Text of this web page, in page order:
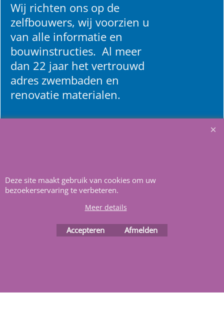
Wij richten ons op de
zelfbouwers, wij voorzien u
van alle informatie en
bouwinstructies. Al meer
dan 22 jaar het vertrouwd
adres zwembaden en
renovatie materialen.
Webwinkel gemaakt met
Deze site maakt gebruik van cookies om uw
bezoekerservaring te verbeteren.
Meer details
Accepteren Afmelden